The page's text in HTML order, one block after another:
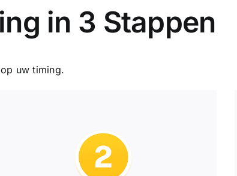
in 3 Stappen
uw timing.